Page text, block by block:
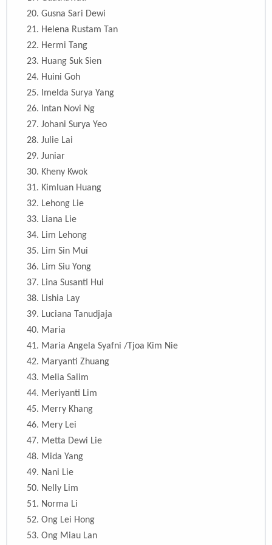
20. Gusna Sari Dewi
21. Helena Rustam Tan
22. Hermi Tang
23. Huang Suk Sien
24. Huini Goh
25. Imelda Surya Yang
26. Intan Novi Ng
27. Johani Surya Yeo
28. Julie Lai
29. Juniar
30. Kheny Kwok
31. Kimluan Huang
32. Lehong Lie
33. Liana Lie
34. Lim Lehong
35. Lim Sin Mui
36. Lim Siu Yong
37. Lina Susanti Hui
38. Lishia Lay
39. Luciana Tanudjaja
40. Maria
41. Maria Angela Syafni /Tjoa Kim Nie
42. Maryanti Zhuang
43. Melia Salim
44. Meriyanti Lim
45. Merry Khang
46. Mery Lei
47. Metta Dewi Lie
48. Mida Yang
49. Nani Lie
50. Nelly Lim
51. Norma Li
52. Ong Lei Hong
53. Ong Miau Lan